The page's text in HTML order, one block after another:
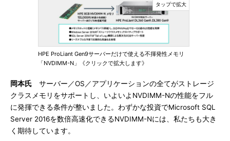
HPE ProLiant Gen9サーバーだけで使える不揮発性メモリ
「NVDIMM-N」《クリックで拡大します》
岡本氏 サーバー／OS／アプリケーションの全てがストレージ
クラスメモリをサポートし、いよいよNVDIMM-Nの性能をフル
に発揮できる条件が整いました。わずかな投資でMicrosoft SQL
Server 2016を数倍高速化できるNVDIMM-Nには、私たちも大き
く期待しています。